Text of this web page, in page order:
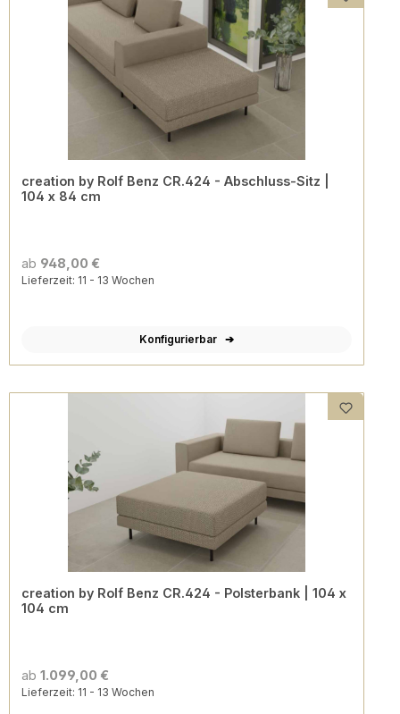
creation by Rolf Benz CR.424 - Abschluss-Sitz |
104 x 84 cm
ab 948,00 €
Lieferzeit: 11 - 13 Wochen
Konfigurierbar
creation by Rolf Benz CR.424 - Polsterbank | 104 x
104 cm
ab 1.099,00 €
Lieferzeit: 11 - 13 Wochen